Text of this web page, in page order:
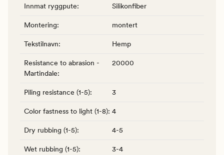
Innmat ryggpute: Silikonfiber
Montering: montert
Tekstilnavn: Hemp
Resistance to abrasion -
Martindale:
20000
Piling resistance (1-5): 3
Color fastness to light (1-8): 4
Dry rubbing (1-5): 4-5
Wet rubbing (1-5): 3-4